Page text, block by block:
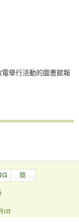
舉行活動的圖書館報
簡
1日